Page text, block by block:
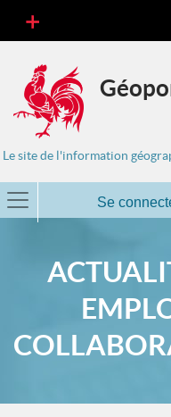
Le site de l'information
Se